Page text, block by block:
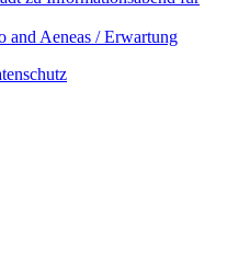
and Aeneas / Erwartung